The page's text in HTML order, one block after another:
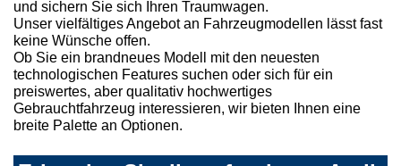
und sichern Sie sich Ihren Traumwagen.
Unser vielfältiges Angebot an Fahrzeugmodellen lässt fast
keine Wünsche offen.
Ob Sie ein brandneues Modell mit den neuesten
technologischen Features suchen oder sich für ein
preiswertes, aber qualitativ hochwertiges
Gebrauchtfahrzeug interessieren, wir bieten Ihnen eine
breite Palette an Optionen.